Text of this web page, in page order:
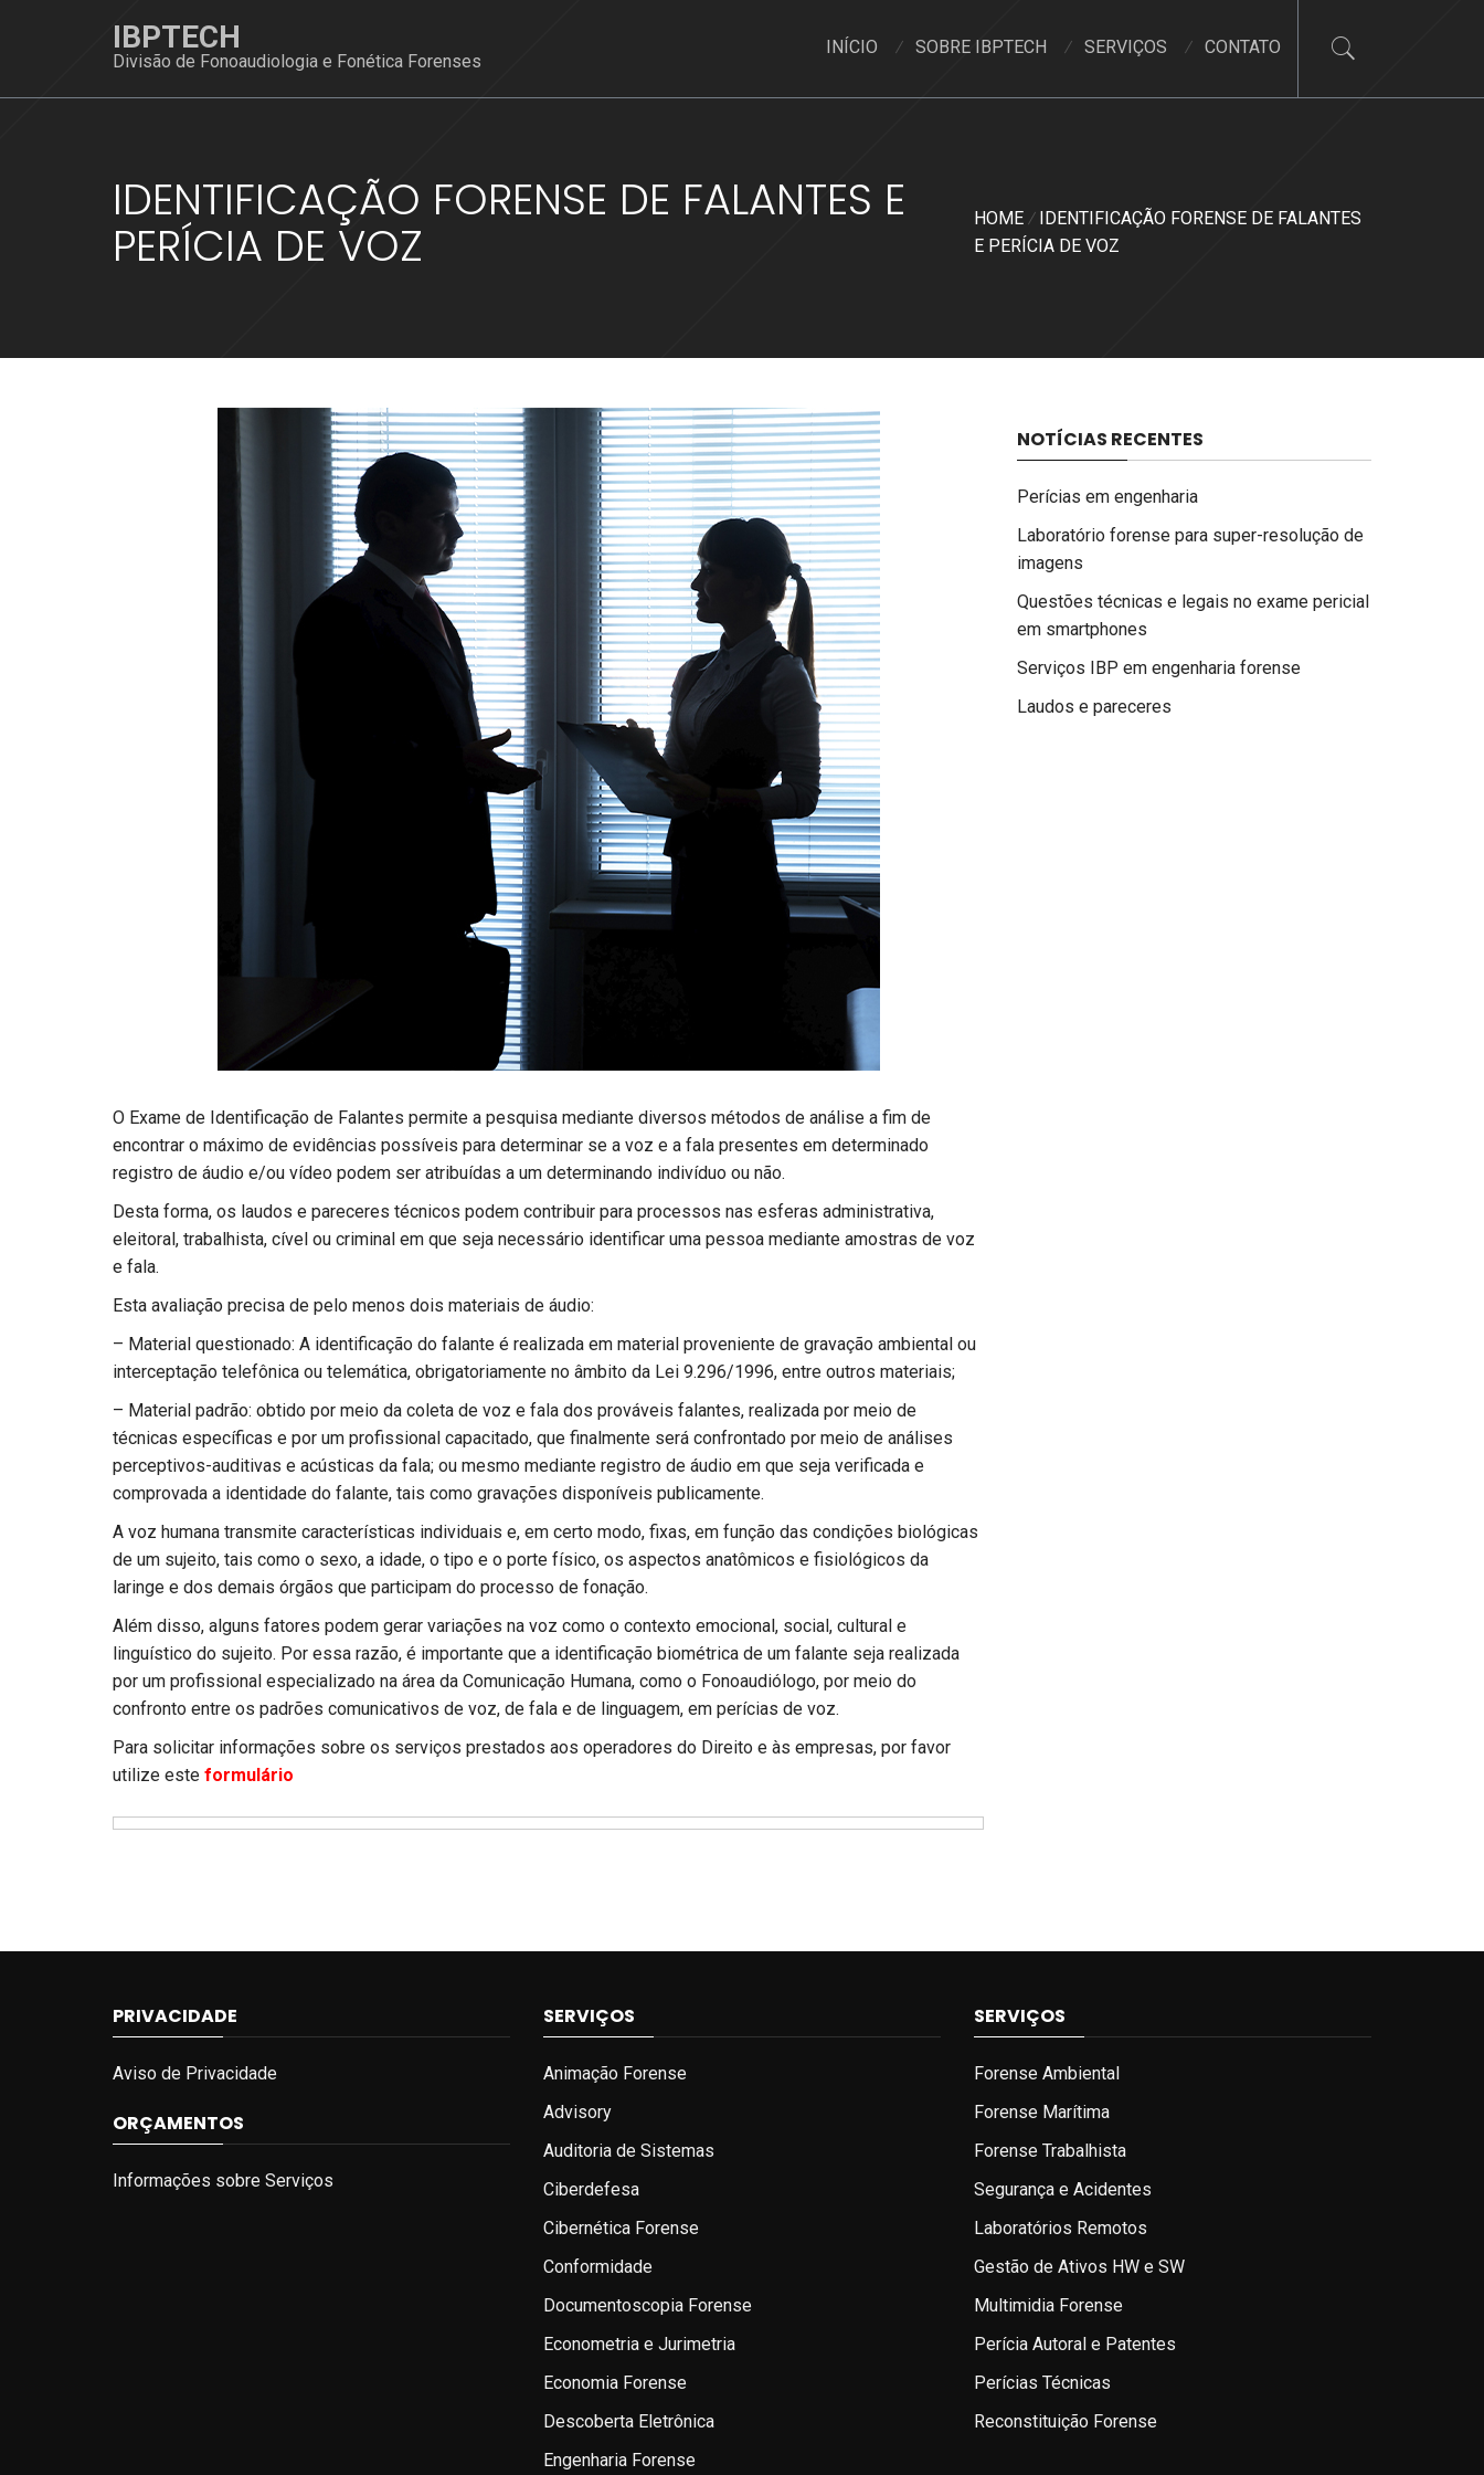
IBPTECH
Divisão de Fonoaudiologia e Fonética Forenses
INÍCIO SOBRE IBPTECH SERVIÇOS CONTATO
IDENTIFICAÇÃO FORENSE DE FALANTES E
PERÍCIA DE VOZ HOME
IDENTIFICAÇÃO FORENSE DE FALANTES
E PERÍCIA DE VOZ
O Exame de Identificação de Falantes permite a pesquisa mediante diversos métodos de análise a fim de
encontrar o máximo de evidências possíveis para determinar se a voz e a fala presentes em determinado
registro de áudio e/ou vídeo podem ser atribuídas a um determinando indivíduo ou não.
Desta forma, os laudos e pareceres técnicos podem contribuir para processos nas esferas administrativa,
eleitoral, trabalhista, cível ou criminal em que seja necessário identificar uma pessoa mediante amostras de voz
e fala.
Esta avaliação precisa de pelo menos dois materiais de áudio:
– Material questionado: A identificação do falante é realizada em material proveniente de gravação ambiental ou
interceptação telefônica ou telemática, obrigatoriamente no âmbito da Lei 9.296/1996, entre outros materiais;
– Material padrão: obtido por meio da coleta de voz e fala dos prováveis falantes, realizada por meio de
técnicas específicas e por um profissional capacitado, que finalmente será confrontado por meio de análises
perceptivos-auditivas e acústicas da fala; ou mesmo mediante registro de áudio em que seja verificada e
comprovada a identidade do falante, tais como gravações disponíveis publicamente.
A voz humana transmite características individuais e, em certo modo, fixas, em função das condições biológicas
de um sujeito, tais como o sexo, a idade, o tipo e o porte físico, os aspectos anatômicos e fisiológicos da
laringe e dos demais órgãos que participam do processo de fonação.
Além disso, alguns fatores podem gerar variações na voz como o contexto emocional, social, cultural e
linguístico do sujeito. Por essa razão, é importante que a identificação biométrica de um falante seja realizada
por um profissional especializado na área da Comunicação Humana, como o Fonoaudiólogo, por meio do
confronto entre os padrões comunicativos de voz, de fala e de linguagem, em perícias de voz.
Para solicitar informações sobre os serviços prestados aos operadores do Direito e às empresas, por favor
utilize este formulário
NOTÍCIAS RECENTES
Perícias em engenharia
Laboratório forense para super-resolução de
imagens
Questões técnicas e legais no exame pericial
em smartphones
Serviços IBP em engenharia forense
Laudos e pareceres
PRIVACIDADE
Aviso de Privacidade
ORÇAMENTOS
Informações sobre Serviços
SERVIÇOS
Animação Forense
Advisory
Auditoria de Sistemas
Ciberdefesa
Cibernética Forense
Conformidade
Documentoscopia Forense
Econometria e Jurimetria
Economia Forense
Descoberta Eletrônica
Engenharia Forense
SERVIÇOS
Forense Ambiental
Forense Marítima
Forense Trabalhista
Segurança e Acidentes
Laboratórios Remotos
Gestão de Ativos HW e SW
Multimidia Forense
Perícia Autoral e Patentes
Perícias Técnicas
Reconstituição Forense